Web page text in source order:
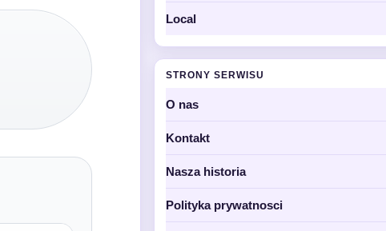
Local
STRONY SERWISU
O nas
Kontakt
Nasza historia
Polityka prywatnosci